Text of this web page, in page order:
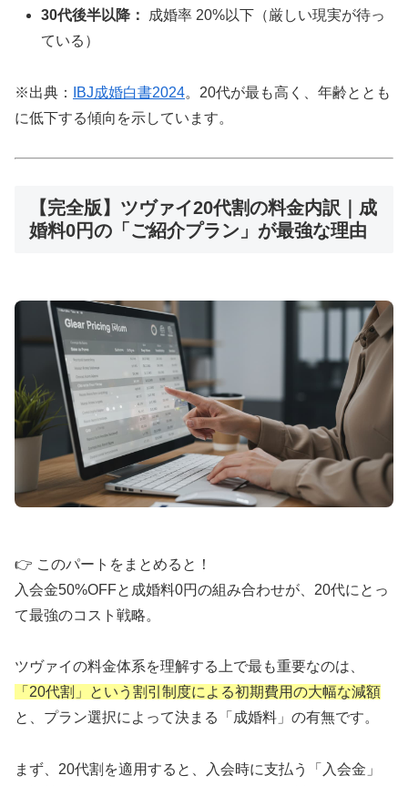
30代後半以降：
成婚率 20%以下（厳しい現実が待っ
ている）
※出典： IBJ成婚白書2024。20代が最も高く、年齢ととも
に低下する傾向を示しています。
【完全版】ツヴァイ20代割の料金内訳｜成
婚料0円の「ご紹介プラン」が最強な理由
👉 このパートをまとめると！
入会金50%OFFと成婚料0円の組み合わせが、20代にとっ
て最強のコスト戦略。
ツヴァイの料金体系を理解する上で最も重要なのは、
「20代割」という割引制度による初期費用の大幅な減額
と、プラン選択によって決まる「成婚料」の有無です。
まず、20代割を適用すると、入会時に支払う「入会金」